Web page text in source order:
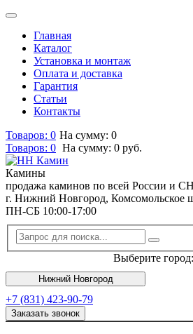
Главная
Каталог
Установка и монтаж
Оплата и доставка
Гарантия
Статьи
Контакты
Товаров: 0 На сумму: 0
Товаров: 0 На сумму: 0 руб.
Камины
продажа каминов по всей России и
г. Нижний Новгород, Комсомольское
ПН-СБ 10:00-17:00
Выберите город:
Нижний Новгород
+7 (831) 423-90-79
Заказать звонок